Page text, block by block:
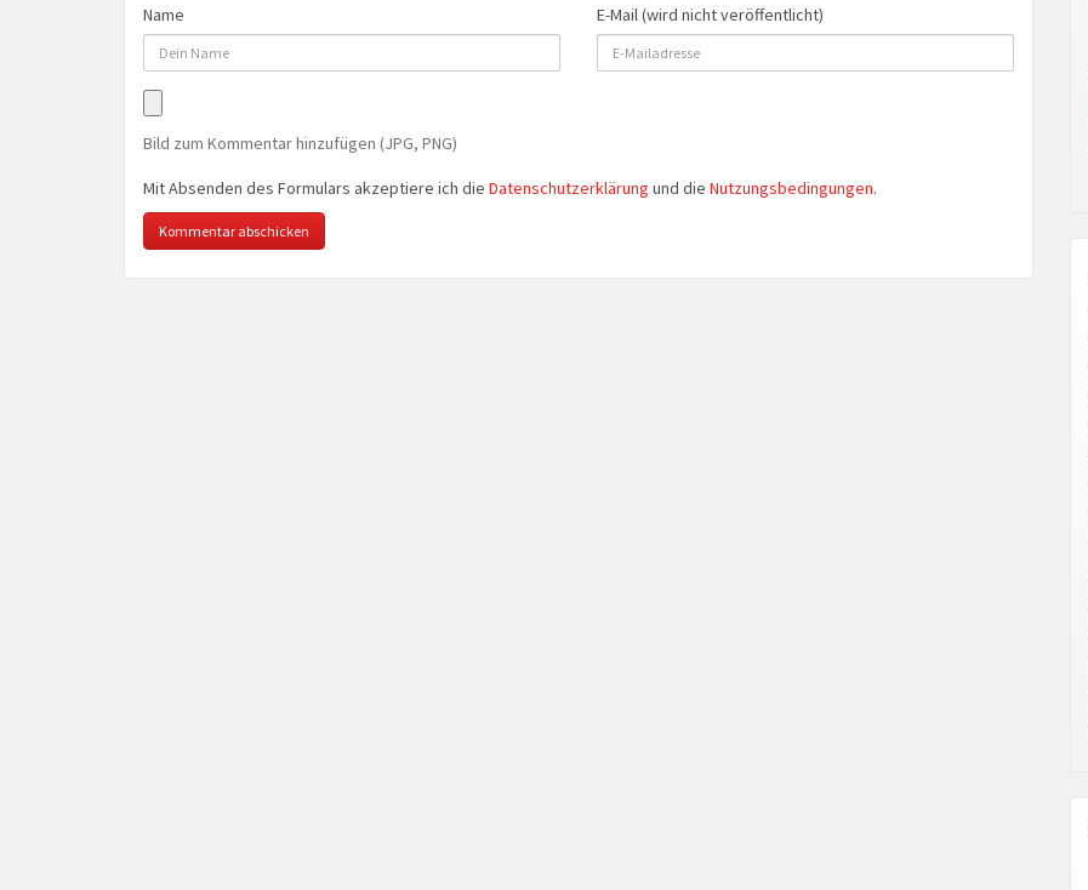
Name E-Mail (wird nicht veröffentlicht)
Bild zum Kommentar hinzufügen (JPG, PNG)
Mit Absenden des Formulars akzeptiere ich die Datenschutzerklärung und die Nutzungsbedingungen.